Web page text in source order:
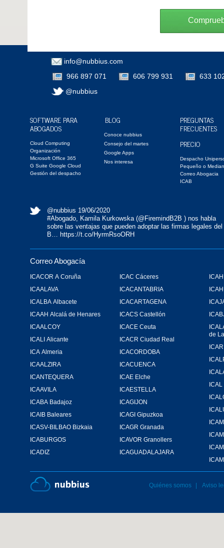
info@nubbius.com
966 897 071
606 799 931
633
@nubbius
SOFTWARE PARA
ABOGADOS
Cloud Computing
Organización
Microsoft Office 365
G Suite Google Cloud
Gestión del despacho
BLOG
Conoce nubbius
Consejo del martes
Google Apps
Nos interesa
PREGUNTAS
FRECUENTES
PRECIO
Despacho
Pequeño o
Correo Abogacia
ICAB
@nubbius 19/06/2020
#Abogado, Kamila Kurkowska (@FiremindB2B ) nos habla
sobre las ventajas que pueden adoptar las firmas legales del
B… https://t.co/HyrmRsoORH
Correo Abogacía
ICACOR A Coruña
ICAALAVA
ICALBA Albacete
ICAAH Alcalá de Henares
ICAALCOY
ICALI Alicante
ICA Almeria
ICAALZIRA
ICANTEQUERA
ICAAVILA
ICABA Badajoz
ICAIB Baleares
ICASV-BILBAO Bizkaia
ICABURGOS
ICADIZ
ICAC Cáceres
ICACANTABRIA
ICACARTAGENA
ICACS Castellón
ICACE Ceuta
ICACR Ciudad Real
ICACORDOBA
ICACUENCA
ICAE Elche
ICAESTELLA
ICAGIJON
ICAGI Gipuzkoa
ICAGR Granada
ICAVOR Granollers
ICAGUADALAJARA
de
Aviso
Quiénes somos